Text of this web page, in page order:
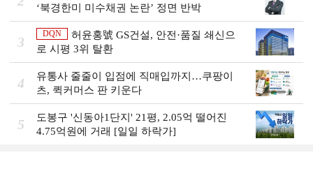
‘북경한미 미수채권 논란’ 정면 반박
3
DQN
허윤홍號 GS건설, 안전·품질 쇄신으
로 시평 3위 탈환
4
유통사 줄줄이 입점에 직매입까지…쿠팡이
츠, 퀵커머스 판 키운다
5
도봉구 '신동아1단지' 21평, 2.05억 떨어진
4.75억원에 거래 [일일 하락가]